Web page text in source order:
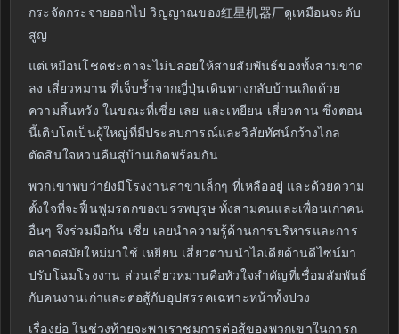
กระจัดกระจายออกไป วิญญาณของ红星机器厂ดูเหมือนจะดับ
สูญ
แต่เหมือนโชคชะตาจะไม่ปล่อยให้สายสัมพันธ์ของทั้งสามขาด
ลง เสี่ยวหมาน ที่เจ็บช้ำจากญี่ปุ่นเดินทางกลับบ้านเกิดด้วย
ความสิ้นหวัง ในขณะที่เซี่ย เลย และเหยียน เสี่ยวตาน ซึ่งตอน
นี้เติบโตเป็นผู้ใหญ่ที่มีประสบการณ์และวิสัยทัศน์กว้างไกล
ตัดสินใจหวนคืนสู่บ้านเกิดพร้อมกัน
พวกเขาพบว่ายังมีโรงงานสาขาเล็กๆ ที่เหลืออยู่ และด้วยความ
ตั้งใจที่จะฟื้นฟูมรดกของบรรพบุรุษ ทั้งสามคนและเพื่อนเก่าคน
อื่นๆ จึงร่วมมือกัน เซี่ย เลยนำความรู้ด้านการบริหารและการ
ตลาดสมัยใหม่มาใช้ เหยียน เสี่ยวตานนำไอเดียด้านดีไซน์มา
ปรับโฉมโรงงาน ส่วนเสี่ยวหมานคือหัวใจสำคัญที่เชื่อมสัมพันธ์
กับคนงานเก่าและต่อสู้กับอุปสรรคเฉพาะหน้าทั้งปวง
เรื่องย่อ ในช่วงท้ายจะพาเราชมการต่อสู้ของพวกเขาในการก